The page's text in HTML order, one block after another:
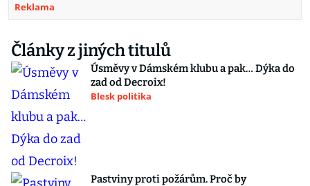
Reklama
Články z jiných titulů
Úsměvy v Dámském klubu a pak… Dýka do
zad od Decroix!
Blesk politika
Pastviny proti požárům. Proč by